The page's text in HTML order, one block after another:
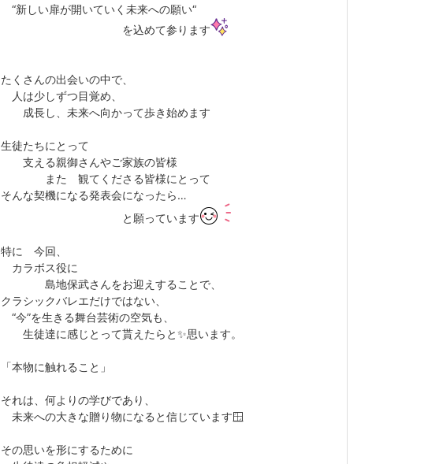
“新しい扉が開いていく未来への願い“
を込めて参ります
たくさんの出会いの中で、
人は少しずつ目覚め、
成長し、未来へ向かって歩き始めます
生徒たちにとって
支える親御さんやご家族の皆様
また 観てくださる皆様にとって
そんな契機になる発表会になったら…
と願っています
特に 今回、
カラボス役に
島地保武さんをお迎えすることで、
クラシックバレエだけではない、
“今”を生きる舞台芸術の空気も、
生徒達に感じとって貰えたらと✨思います。
「本物に触れること」
それは、何よりの学びであり、
未来への大きな贈り物になると信じています🪟
その思いを形にするために